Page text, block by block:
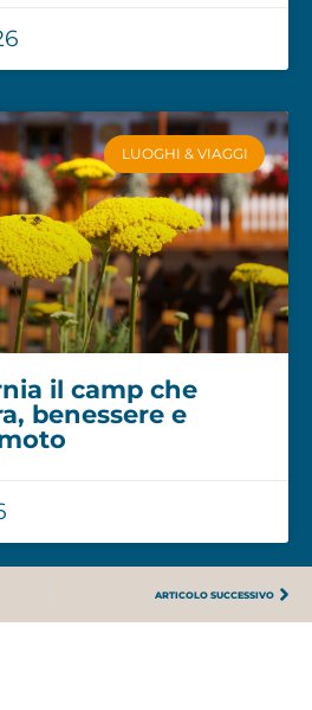
LUOGHI & VIAGGI
il camp che
benessere e
ARTICOLO SUCCESSIVO